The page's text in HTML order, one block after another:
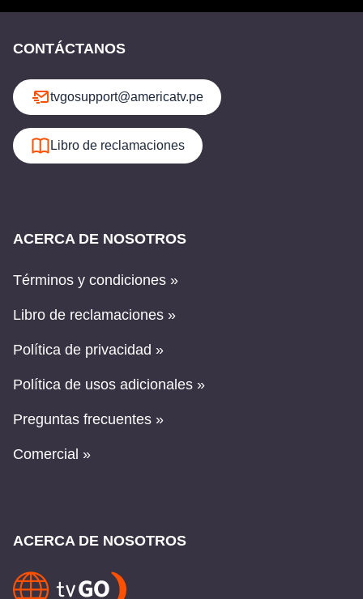
CONTÁCTANOS
tvgosupport@americatv.pe
Libro de reclamaciones
ACERCA DE NOSOTROS
Términos y condiciones »
Libro de reclamaciones »
Política de privacidad »
Política de usos adicionales »
Preguntas frecuentes »
Comercial »
ACERCA DE NOSOTROS